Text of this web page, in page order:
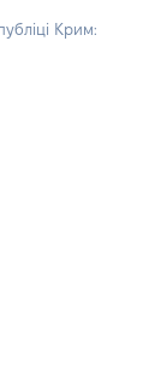
Крим: